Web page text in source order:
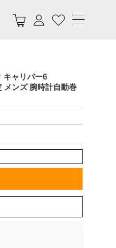
キャリバー6
メンズ 腕時計自動巻